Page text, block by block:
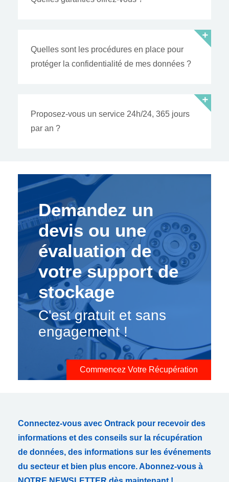
Quelles sont les procédures en place pour
protéger la confidentialité de mes données ?
Proposez-vous un service 24h/24, 365 jours
par an ?
Demandez un
devis ou une
évaluation de
votre support de
stockage
C'est gratuit et sans
engagement !
Commencez Votre Récupération
Connectez-vous avec Ontrack pour recevoir des
informations et des conseils sur la récupération
de données, des informations sur les événements
du secteur et bien plus encore. Abonnez-vous à